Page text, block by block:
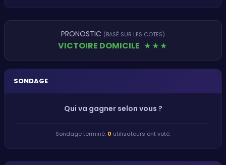
PRONOSTIC (BASÉ SUR LES COTES)
VICTOIRE DOMICILE ★★★
SONDAGE
Qui va gagner selon vous ?
Sondage terminé. 0 utilisateurs ont voté.